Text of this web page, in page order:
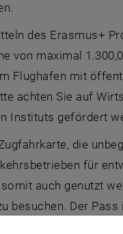
des Erasmus+
von maximal
Flughafen mit
achten Sie auf
Instituts gefördert
eine externe
die
für
auch genutzt
besuchen. Der